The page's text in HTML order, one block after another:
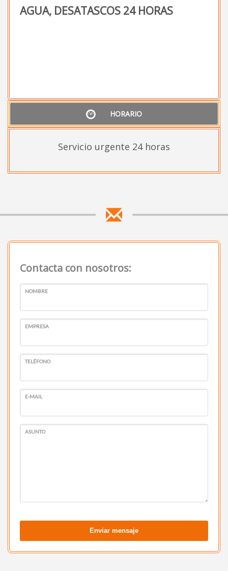
AGUA, DESATASCOS 24 HORAS
HORARIO
Servicio urgente 24 horas
Contacta con nosotros:
NOMBRE
EMPRESA
TELÉFONO
E-MAIL
ASUNTO
Enviar mensaje